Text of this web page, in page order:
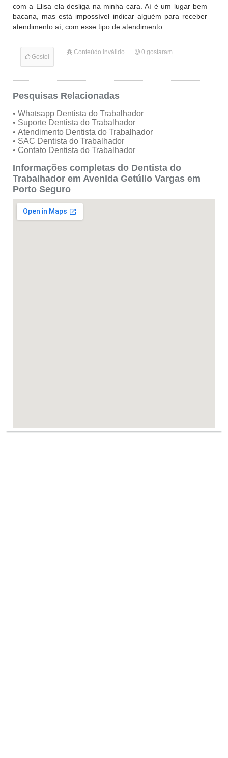
com a Elisa ela desliga na minha cara. Aí é um lugar bem
bacana, mas está impossível indicar alguém para receber
atendimento aí, com esse tipo de atendimento.
Gostei
Conteúdo inválido 0 gostaram
Pesquisas Relacionadas
• Whatsapp Dentista do Trabalhador
• Suporte Dentista do Trabalhador
• Atendimento Dentista do Trabalhador
• SAC Dentista do Trabalhador
• Contato Dentista do Trabalhador
Informações completas do Dentista do
Trabalhador em Avenida Getúlio Vargas em
Porto Seguro